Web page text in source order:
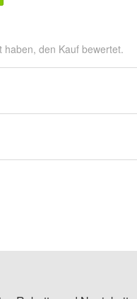
haben, den Kauf bewertet.